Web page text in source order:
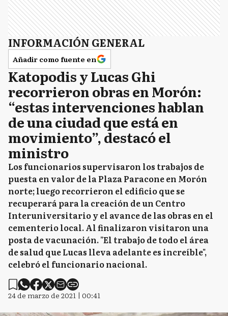
INFORMACIÓN GENERAL
Añadir como fuente en
Katopodis y Lucas Ghi
recorrieron obras en Morón:
“estas intervenciones hablan
de una ciudad que está en
movimiento”, destacó el
ministro
Los funcionarios supervisaron los trabajos de
puesta en valor de la Plaza Paracone en Morón
norte; luego recorrieron el edificio que se
recuperará para la creación de un Centro
Interuniversitario y el avance de las obras en el
cementerio local. Al finalizaron visitaron una
posta de vacunación. "El trabajo de todo el área
de salud que Lucas lleva adelante es increíble",
celebró el funcionario nacional.
24 de marzo de 2021 | 00:41